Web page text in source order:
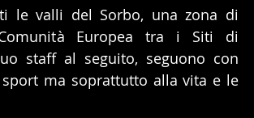
le valli del Sorbo, una zona di
Europea tra i Siti di
staff al seguito, seguono con
ma soprattutto alla vita e le